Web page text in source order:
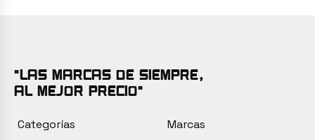
"Las marcas de siempre,
al mejor precio"
Categorías Marcas